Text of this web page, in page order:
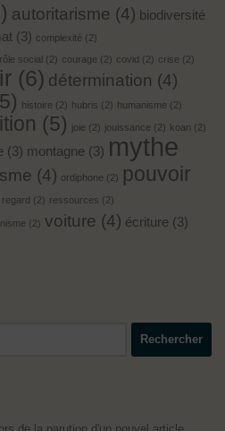
autoritarisme (4) biodiversité
(3) complexité (2)
social (2) courage (2) covid (2) crise (2)
(6) détermination (4)
histoire (2) hubris (2) humanisme (2)
(5) joie (2) jouissance (2) koan (2)
(3) montagne (3) mythe
(4) ordiphone (2) pouvoir
regard (2) ressources (2)
(2) voiture (4) écriture (3)